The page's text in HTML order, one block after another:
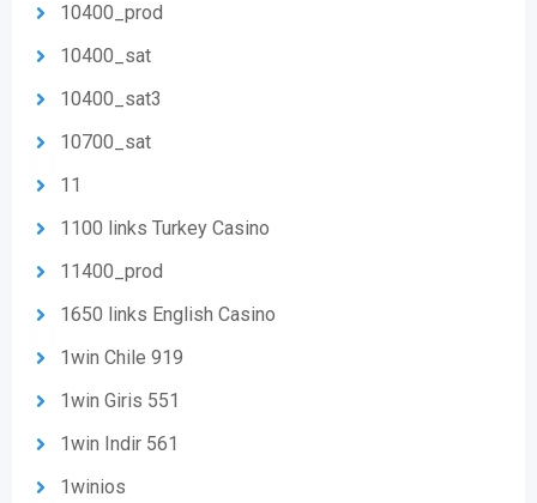
10400_prod
10400_sat
10400_sat3
10700_sat
11
1100 links Turkey Casino
11400_prod
1650 links English Casino
1win Chile 919
1win Giris 551
1win Indir 561
1winios